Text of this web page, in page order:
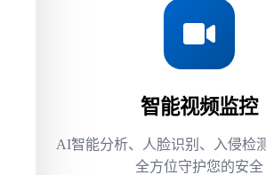
智能视频监控
AI智能分析、人脸识别、入侵检
全方位守护您的安全